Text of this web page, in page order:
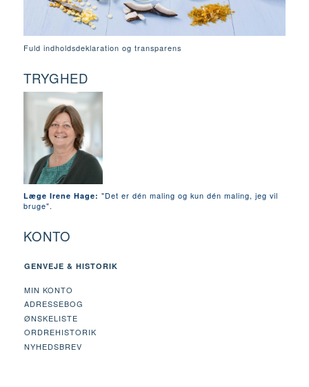
Fuld indholdsdeklaration og transparens
TRYGHED
Læge Irene Hage: "Det er dén maling og kun dén maling, jeg vil
bruge".
KONTO
GENVEJE & HISTORIK
MIN KONTO
ADRESSEBOG
ØNSKELISTE
ORDREHISTORIK
NYHEDSBREV